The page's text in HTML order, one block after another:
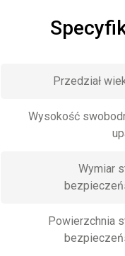
Przedział
Wysokość
Wymiar
Powierzchnia